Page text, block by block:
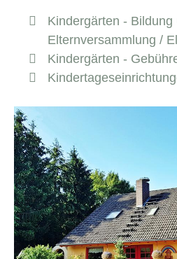
Kindergärten - Bildung
Elternversammlung /
Kindergärten -